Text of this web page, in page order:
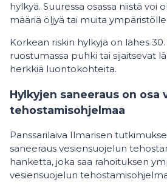
hylkyä. Suuressa osassa niistä voi
määriä öljyä tai muita ympäristölle
Korkean riskin hylkyjä on lähes
ruostumassa puhki tai sijaitsevat
herkkiä luontokohteita.
Hylkyjen saneeraus on osa
tehostamisohjelmaa
Panssarilaiva Ilmarisen
saneeraus vesiensuojelun
hanketta, joka saa rahoituksen
vesiensuojelun